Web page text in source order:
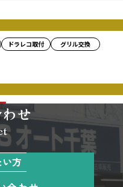
ドラレコ取付
グリル交換
せ
方